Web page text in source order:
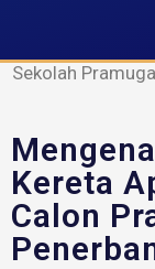
Sekolah
Kereta
Calon